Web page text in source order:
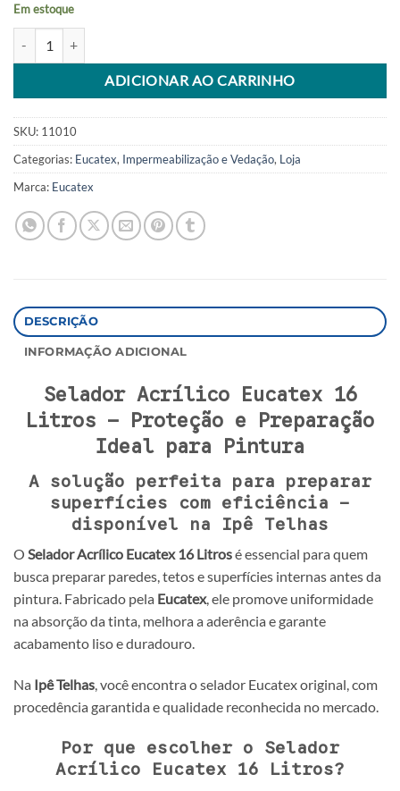
Em estoque
ADICIONAR AO CARRINHO
Alternative:
SKU: 11010
Categorias: Eucatex, Impermeabilização e Vedação, Loja
Marca: Eucatex
DESCRIÇÃO
INFORMAÇÃO ADICIONAL
Selador Acrílico Eucatex 16
Litros – Proteção e Preparação
Ideal para Pintura
A solução perfeita para preparar
superfícies com eficiência –
disponível na Ipê Telhas
O Selador Acrílico Eucatex 16 Litrosé essencial para quem
busca preparar paredes, tetos e superfícies internas antes da
pintura. Fabricado pela Eucatex, ele promove uniformidade
na absorção da tinta, melhora a aderência e garante
acabamento liso e duradouro.
Na Ipê Telhas, você encontra o selador Eucatex original, com
procedência garantida e qualidade reconhecida no mercado.
Por que escolher o Selador
Acrílico Eucatex 16 Litros?